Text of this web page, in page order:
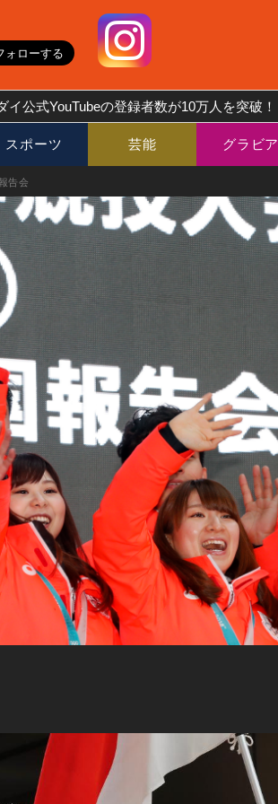
イ公式YouTubeの登録者数が10万人を突破！
スポーツ 芸能 グラビア
告会